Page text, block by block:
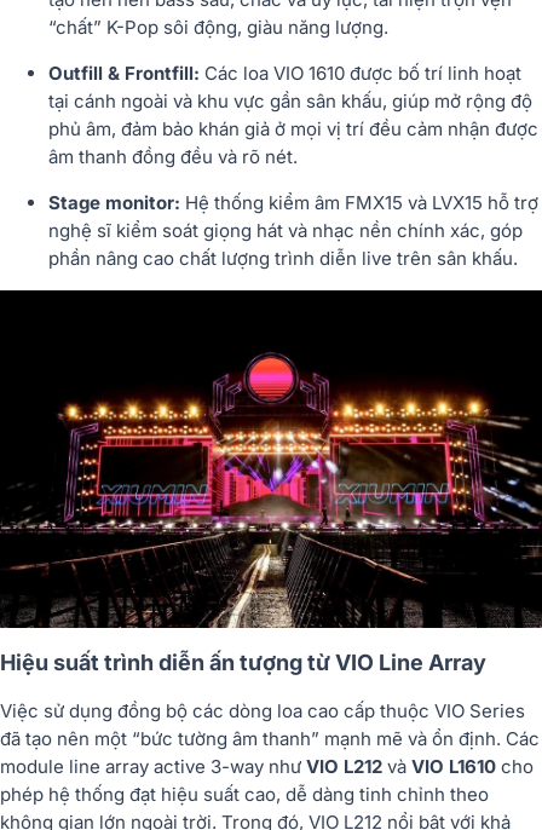
“chất” K-Pop sôi động, giàu năng lượng.
Outfill & Frontfill: Các loa VIO 1610 được bố trí linh hoạt
tại cánh ngoài và khu vực gần sân khấu, giúp mở rộng độ
phủ âm, đảm bảo khán giả ở mọi vị trí đều cảm nhận được
âm thanh đồng đều và rõ nét.
Stage monitor: Hệ thống kiểm âm FMX15 và LVX15 hỗ trợ
nghệ sĩ kiểm soát giọng hát và nhạc nền chính xác, góp
phần nâng cao chất lượng trình diễn live trên sân khấu.
Hiệu suất trình diễn ấn tượng từ VIO Line Array
Việc sử dụng đồng bộ các dòng loa cao cấp thuộc VIO Series
đã tạo nên một “bức tường âm thanh” mạnh mẽ và ổn định. Các
module line array active 3-way như VIO L212 và VIO L1610 cho
phép hệ thống đạt hiệu suất cao, dễ dàng tinh chỉnh theo
không gian lớn ngoài trời. Trong đó, VIO L212 nổi bật với khả